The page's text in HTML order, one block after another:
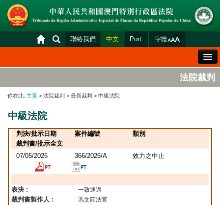
聯絡我們 中文 Port. 字體
法院概況
司法變賣
統計資料
下載區
法院裁判
你在此: 主頁 > 法院裁判 > 最新裁判 > 中級法院
中級法院
判決/批示日期 案件編號
類別
裁判書/批示全文
07/05/2026
366/2026/A 效力之中止
表決 : 一致通過
裁判書製作人 : 馮文莊法官